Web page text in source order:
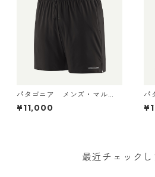
パタゴニア メンズ・マル
チ・トレイルズ・ショーツ ６
インチ Black 57595 Patago
¥11,000
パ
ギー
最近チェック